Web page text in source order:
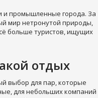
промышленные города. За
мир нетронутой природы,
больше туристов, ищущих
отдых
выбор для пар, которые
для небольших компаний